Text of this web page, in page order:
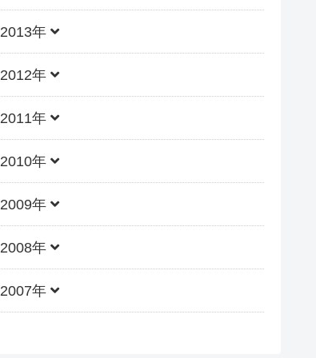
2013年
2012年
2011年
2010年
2009年
2008年
2007年